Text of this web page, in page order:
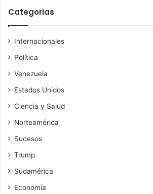
Categorias
Internacionales
Política
Venezuela
Estados Unidos
Ciencia y Salud
Norteamérica
Sucesos
Trump
Sudamérica
Economía